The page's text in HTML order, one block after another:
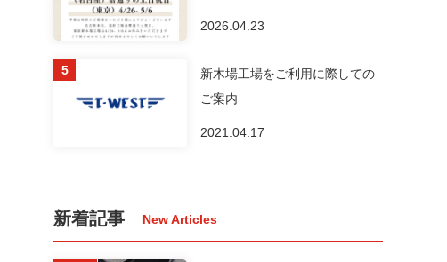
2026.04.23
新木場工場をご利用に際しての
ご案内
2021.04.17
新着記事